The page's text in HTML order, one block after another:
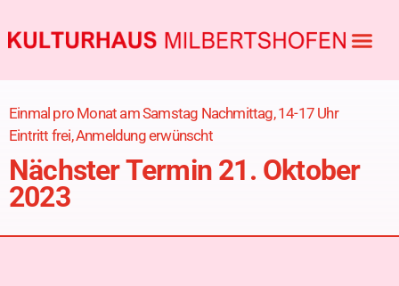
Einmal pro Monat am Samstag Nachmittag, 14-17 Uhr
Eintritt frei, Anmeldung erwünscht
Nächster Termin 21. Oktober
2023